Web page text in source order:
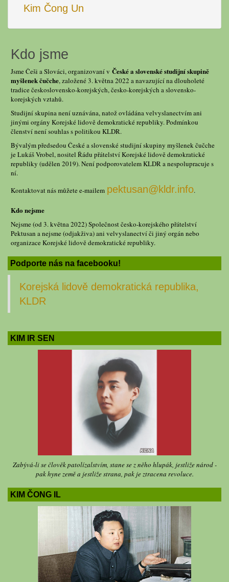
Kim Čong Un
Kdo jsme
Jsme Češi a Slováci, organizovaní v České a slovenské studijní skupině
myšlenek čučche, založené 3. května 2022 a navazující na dlouholeté
tradice československo-korejských, česko-korejských a slovensko-
korejských vztahů.
Studijní skupina není uznávána, natož ovládána velvyslanectvím ani
jinými orgány Korejské lidově demokratické republiky. Podmínkou
členství není souhlas s politikou KLDR.
Bývalým předsedou České a slovenské studijní skupiny myšlenek čučche
je Lukáš Vrobel, nositel Řádu přátelství Korejské lidově demokratické
republiky (udělen 2019). Není podporovatelem KLDR a nespolupracuje s
ní.
Kontaktovat nás můžete e-mailem pektusan@kldr.info.
Kdo nejsme
Nejsme (od 3. května 2022) Společnost česko-korejského přátelství
Pektusan a nejsme (odjakživa) ani velvyslanectví či jiný orgán nebo
organizace Korejské lidově demokratické republiky.
Podporte nás na facebooku!
Korejská lidově demokratická republika,
KLDR
KIM IR SEN
Zabývá-li se člověk patolízalstvím, stane se z něho hlupák, jestliže národ -
pak hyne země a jestliže strana, pak je ztracena revoluce.
KIM ČONG IL